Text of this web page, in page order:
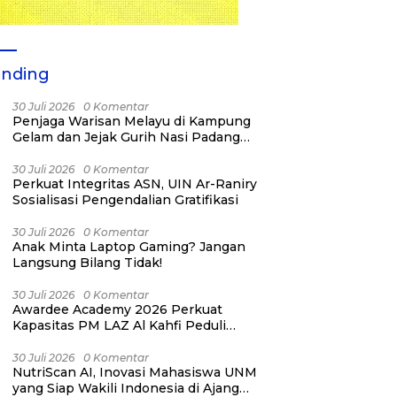
30 Juli 2026 0 Komentar
Penjaga Warisan Melayu di Kampung
Gelam dan Jejak Gurih Nasi Padang
30 Juli 2026 0 Komentar
Perkuat Integritas ASN, UIN Ar-Raniry
Sosialisasi Pengendalian Gratifikasi
30 Juli 2026 0 Komentar
Anak Minta Laptop Gaming? Jangan
Langsung Bilang Tidak!
30 Juli 2026 0 Komentar
Awardee Academy 2026 Perkuat
Kapasitas PM LAZ Al Kahfi Peduli
Connections
30 Juli 2026 0 Komentar
NutriScan AI, Inovasi Mahasiswa UNM
yang Siap Wakili Indonesia di Ajang